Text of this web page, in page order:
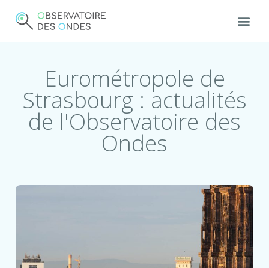
Eurométropole de
Strasbourg : actualités
de l'Observatoire des
Ondes